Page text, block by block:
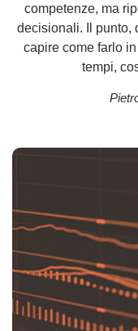
competenze, ma
decisionali. Il punto,
capire come farlo
tempi,